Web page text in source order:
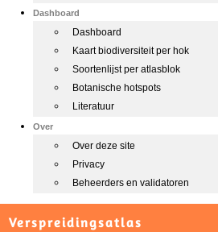
Dashboard
Dashboard
Kaart biodiversiteit per hok
Soortenlijst per atlasblok
Botanische hotspots
Literatuur
Over
Over deze site
Privacy
Beheerders en validatoren
Verspreidingsatlas